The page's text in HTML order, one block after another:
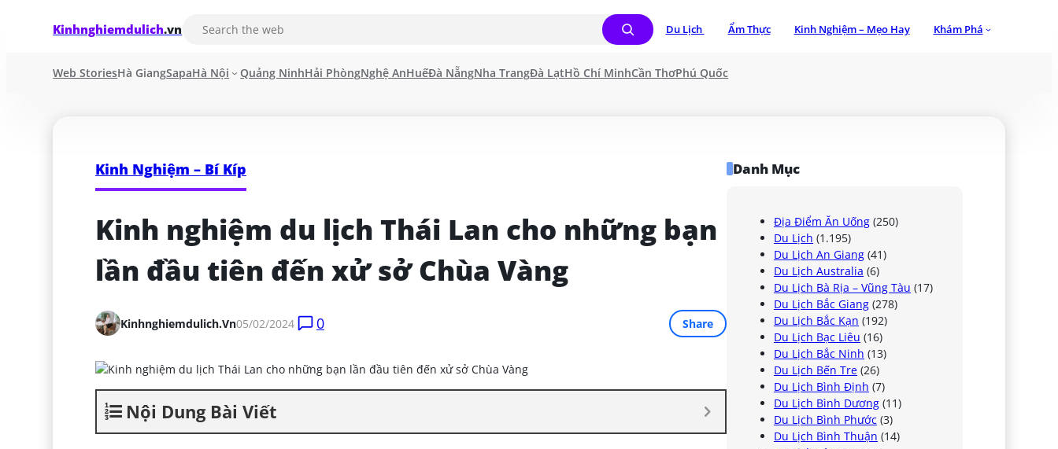
Kinhnghiemdulich.vn Du Lịch Ẩm Thực Kinh Nghiệm – Mẹo Hay Khám Phá
Web StoriesHà GiangSapaHà Nội Quảng NinhHải PhòngNghệ AnHuếĐà NẵngNha TrangĐà LạtHồ Chí MinhCần ThơPhú Quốc
Kinh Nghiệm – Bí Kíp
Kinh nghiệm du lịch Thái Lan cho những bạn
lần đầu tiên đến xử sở Chùa Vàng
Kinhnghiemdulich.vn05/02/2024 0 Share
Nội Dung Bài Viết
Danh Mục
Địa Điểm Ăn Uống (250)
Du Lịch (1.195)
Du Lịch An Giang (41)
Du Lịch Australia (6)
Du Lịch Bà Rịa – Vũng Tàu (17)
Du Lịch Bắc Giang (278)
Du Lịch Bắc Kạn (192)
Du Lịch Bạc Liêu (16)
Du Lịch Bắc Ninh (13)
Du Lịch Bến Tre (26)
Du Lịch Bình Định (7)
Du Lịch Bình Dương (11)
Du Lịch Bình Phước (3)
Du Lịch Bình Thuận (14)